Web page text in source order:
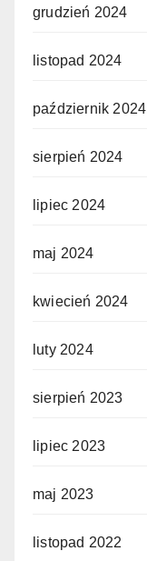
grudzień 2024
listopad 2024
październik 2024
sierpień 2024
lipiec 2024
maj 2024
kwiecień 2024
luty 2024
sierpień 2023
lipiec 2023
maj 2023
listopad 2022